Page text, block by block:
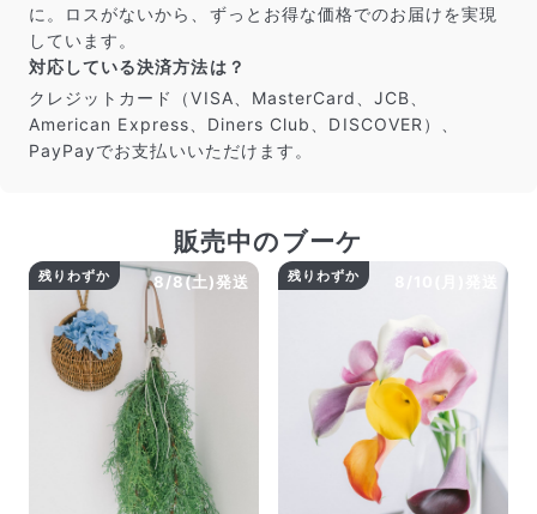
に。ロスがないから、ずっとお得な価格でのお届けを実現
しています。
対応している決済方法は？
クレジットカード（VISA、MasterCard、JCB、
American Express、Diners Club、DISCOVER）、
PayPayでお支払いいただけます。
販売中のブーケ
8/8(土)発送
残りわずか 残りわずか